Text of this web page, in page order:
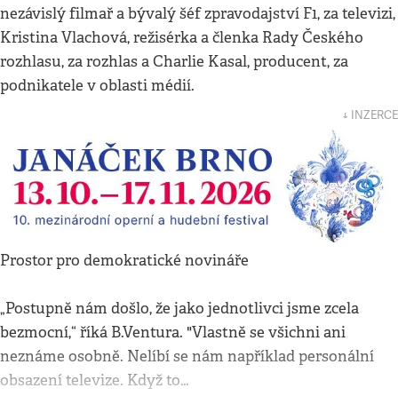
nezávislý filmař a bývalý šéf zpravodajství F1, za televizi,
Kristina Vlachová, režisérka a členka Rady Českého
rozhlasu, za rozhlas a Charlie Kasal, producent, za
podnikatele v oblasti médií.
↓ INZERCE
Prostor pro demokratické novináře
„Postupně nám došlo, že jako jednotlivci jsme zcela
bezmocní,“ říká B.Ventura. "Vlastně se všichni ani
neznáme osobně. Nelíbí se nám například personální
obsazení televize. Když to…